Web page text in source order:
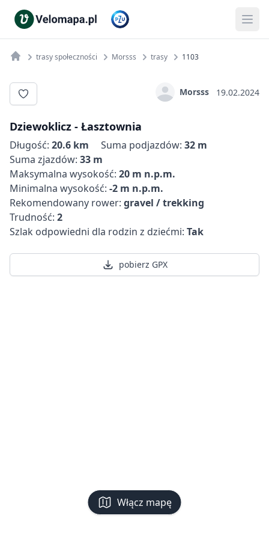
Włącz mapę
trasy społeczności Morsss trasy 1103
Morsss 19.02.2024
Dziewoklicz - Łasztownia
Długość: 20.6 km Suma podjazdów: 32 m
Suma zjazdów: 33 m
Maksymalna wysokość: 20 m n.p.m.
Minimalna wysokość: -2 m n.p.m.
Rekomendowany rower: gravel / trekking
Trudność: 2
Szlak odpowiedni dla rodzin z dziećmi: Tak
pobierz GPX